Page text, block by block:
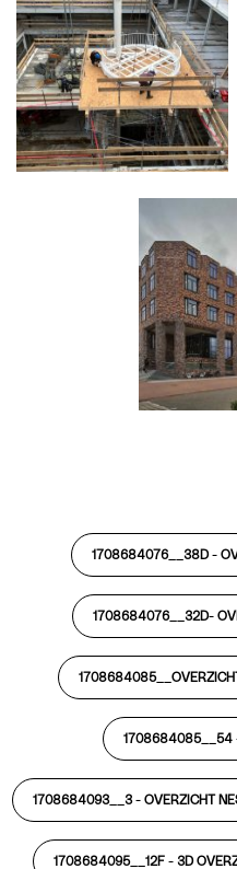
1708684076__38D -
1708684076__32D-
1708684085__54
1708684093__3 - OVERZICHT
1708684095__12F - 3D